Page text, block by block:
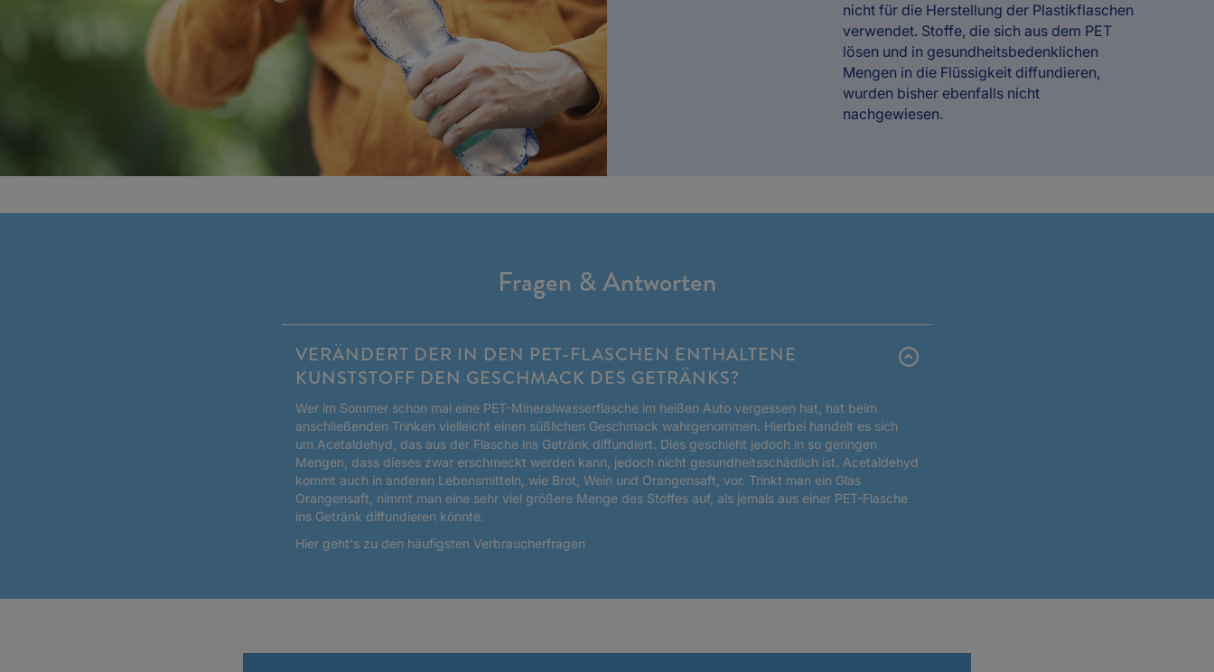
nicht für die Herstellung der Plastikflaschen
verwendet. Stoffe, die sich aus dem PET
lösen und in gesundheitsbedenklichen
Mengen in die Flüssigkeit diffundieren,
wurden bisher ebenfalls nicht
nachgewiesen.
Fragen & Antworten
VERÄNDERT DER IN DEN PET-FLASCHEN ENTHALTENE
KUNSTSTOFF DEN GESCHMACK DES GETRÄNKS?
Wer im Sommer schon mal eine PET-Mineralwasserflasche im heißen Auto vergessen hat, hat beim
anschließenden Trinken vielleicht einen süßlichen Geschmack wahrgenommen. Hierbei handelt es sich
um Acetaldehyd, das aus der Flasche ins Getränk diffundiert. Dies geschieht jedoch in so geringen
Mengen, dass dieses zwar erschmeckt werden kann, jedoch nicht gesundheitsschädlich ist. Acetaldehyd
kommt auch in anderen Lebensmitteln, wie Brot, Wein und Orangensaft, vor. Trinkt man ein Glas
Orangensaft, nimmt man eine sehr viel größere Menge des Stoffes auf, als jemals aus einer PET-Flasche
ins Getränk diffundieren könnte.
Hier geht's zu den häufigsten Verbraucherfragen